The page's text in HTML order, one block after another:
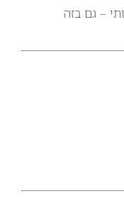
– גם בזה